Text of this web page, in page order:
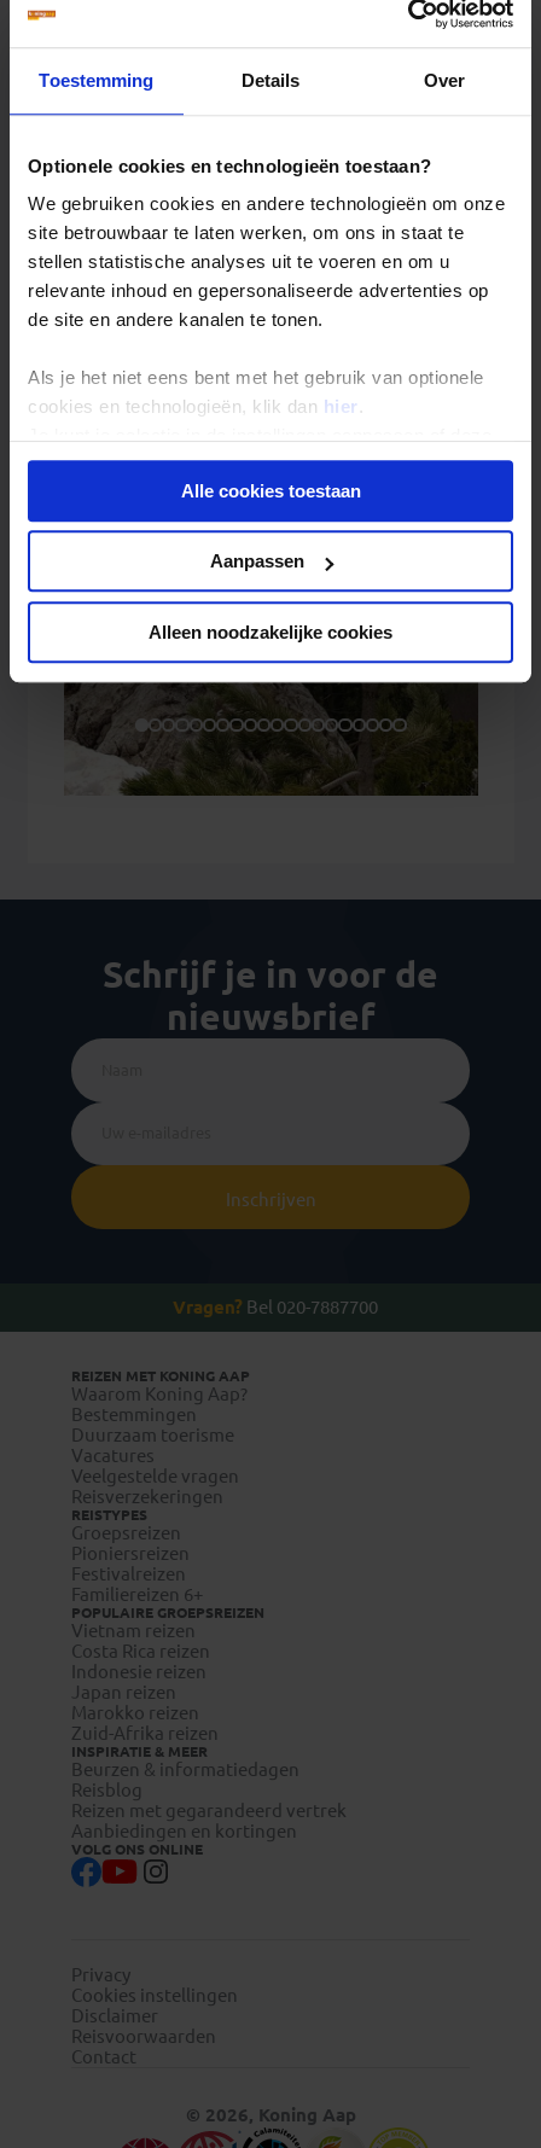
Toestemming Details Over
Optionele cookies en technologieën toestaan?
We gebruiken cookies en andere technologieën om onze
site betrouwbaar te laten werken, om ons in staat te
stellen statistische analyses uit te voeren en om u
relevante inhoud en gepersonaliseerde advertenties op
de site en andere kanalen te tonen.
Als je het niet eens bent met het gebruik van optionele
cookies en technologieën, klik dan hier .
onder aan de pagina op elk gewenst moment voor de
toekomst wijzigen.Alle cookies toestaan
Aanpassen
Alleen noodzakelijke cookies
Mijn allermooiste
reisfoto's
Slide 1 of 20
Schrijf je in voor de
nieuwsbrief
Inschrijven
Vragen? Bel 020-7887700
REIZEN MET KONING AAP
Waarom Koning Aap?
Bestemmingen
Duurzaam toerisme
Vacatures
Veelgestelde vragen
Reisverzekeringen
REISTYPES
Groepsreizen
Pioniersreizen
Festivalreizen
Familiereizen 6+
POPULAIRE GROEPSREIZEN
Vietnam reizen
Costa Rica reizen
Indonesie reizen
Japan reizen
Marokko reizen
Zuid-Afrika reizen
INSPIRATIE & MEER
Beurzen & informatiedagen
Reisblog
Reizen met gegarandeerd vertrek
Aanbiedingen en kortingen
VOLG ONS ONLINE
Privacy
Cookies instellingen
Disclaimer
Reisvoorwaarden
Contact
© 2026, Koning Aap